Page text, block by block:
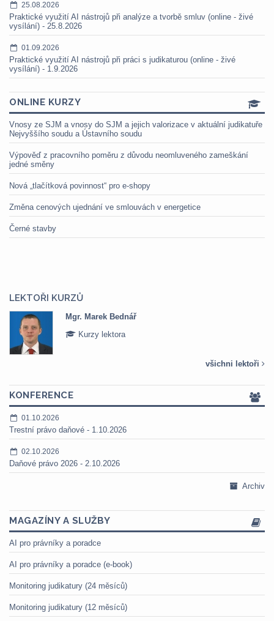
25.08.2026
Praktické využití AI nástrojů při analýze a tvorbě smluv (online - živé
vysílání) - 25.8.2026
01.09.2026
Praktické využití AI nástrojů při práci s judikaturou (online - živé
vysílání) - 1.9.2026
ONLINE KURZY
Vnosy ze SJM a vnosy do SJM a jejich valorizace v aktuální judikatuře
Nejvyššího soudu a Ústavního soudu
Výpověď z pracovního poměru z důvodu neomluveného zameškání
jedné směny
Nová „tlačítková povinnost“ pro e-shopy
Změna cenových ujednání ve smlouvách v energetice
Černé stavby
LEKTOŘI KURZŮ
Mgr. Marek Bednář
Kurzy lektora
všichni lektoři
KONFERENCE
01.10.2026
Trestní právo daňové - 1.10.2026
02.10.2026
Daňové právo 2026 - 2.10.2026
Archiv
MAGAZÍNY A SLUŽBY
AI pro právníky a poradce
AI pro právníky a poradce (e-book)
Monitoring judikatury (24 měsíců)
Monitoring judikatury (12 měsíců)